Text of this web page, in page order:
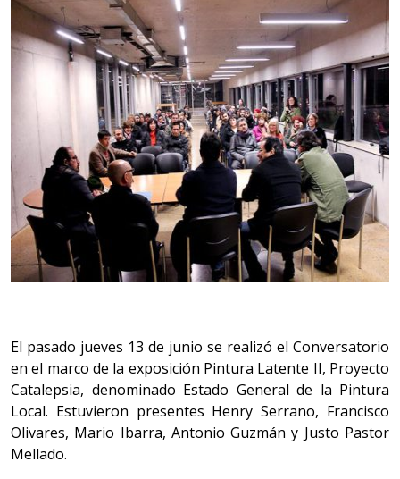
El pasado jueves 13 de junio se realizó el Conversatorio
en el marco de la exposición Pintura Latente II, Proyecto
Catalepsia, denominado Estado General de la Pintura
Local. Estuvieron presentes Henry Serrano, Francisco
Olivares, Mario Ibarra, Antonio Guzmán y Justo Pastor
Mellado.